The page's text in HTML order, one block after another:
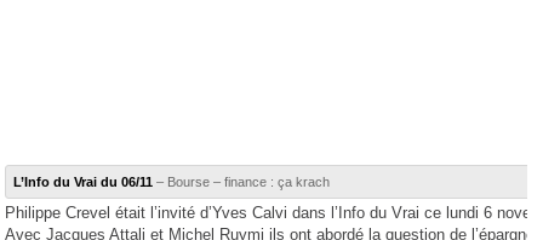
L’Info du Vrai du 06/11 – Bourse – finance : ça krach
Philippe Crevel était l’invité d’Yves Calvi dans l’Info du Vrai ce lundi 6
Avec Jacques Attali et Michel Ruymi ils ont abordé la question de l’épargne